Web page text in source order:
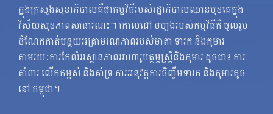
ក្នុងក្រសួងសុខាភិបាលគឺជាកម្មវិធីរបស់រដ្ឋាភិបាលឈានមុខគេក្នុង
វិស័យសុខភាពសាធារណះ។ គោលដៅ ចម្បងរបស់កម្មវិធីគឺ ចូលរួម
ចំណែកកាត់បន្ថយអត្រាមរណភាពរបស់មាតា ទារក និងកុមារ
តាមរយៈការកែលំអស្ថានភាពអាហារូបត្ថម្ភស្ត្រីនិងកុមារ ដូចជា៖ ការ
គាំពារ លើកកម្ពស់ និងគាំទ្រ ការអនុវត្តការចិញ្ចឹមទារក និងកុមារតូច
នៅ កម្ពុជា។